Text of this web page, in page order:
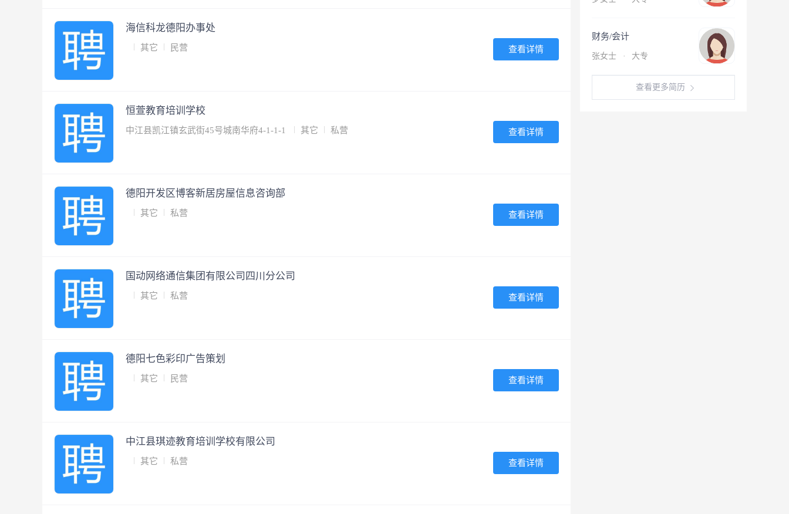
财务/会计
张女士 · 大专
查看更多简历
海信科龙德阳办事处
其它 民营 查看详情
恒萱教育培训学校
中江县凯江镇玄武街45号城南华府4-1-1-1 其它 私营 查看详情
德阳开发区博客新居房屋信息咨询部
其它 私营 查看详情
国动网络通信集团有限公司四川分公司
其它 私营 查看详情
德阳七色彩印广告策划
其它 民营 查看详情
中江县琪迹教育培训学校有限公司
其它 私营 查看详情